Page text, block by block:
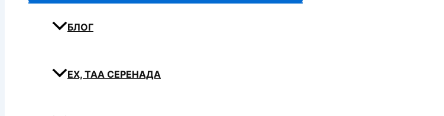
БЛОГ
ЕХ, ТАА СЕРЕНАДА